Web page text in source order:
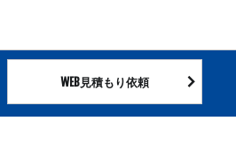
WEB見積もり依頼